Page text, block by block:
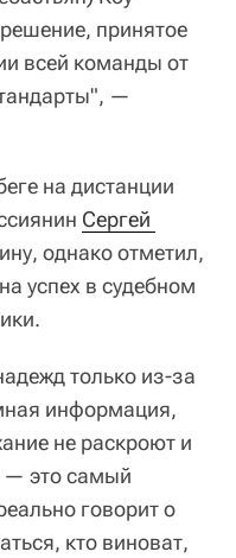
принятое
всей команды от
—
на дистанции
Сергей
однако отметил,
успех в судебном
только из-за
информация,
не раскроют и
— это самый
говорит о
кто виноват,